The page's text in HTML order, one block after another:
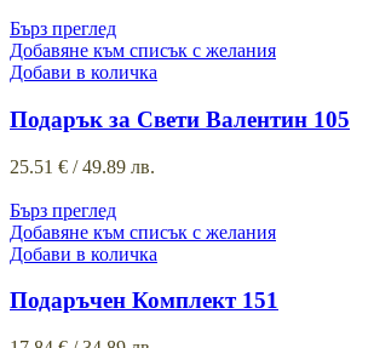
Бърз преглед
Добавяне към списък с желания
Добави в количка
Подарък за Свети Валентин 105
25.51 € / 49.89 лв.
Бърз преглед
Добавяне към списък с желания
Добави в количка
Подаръчен Комплект 151